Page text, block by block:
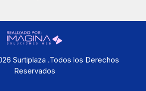
Surtiplaza .Todos los Derechos
Reservados